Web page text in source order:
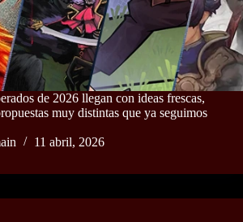
de 2026 llegan con ideas frescas,
muy distintas que ya seguimos
11 abril, 2026